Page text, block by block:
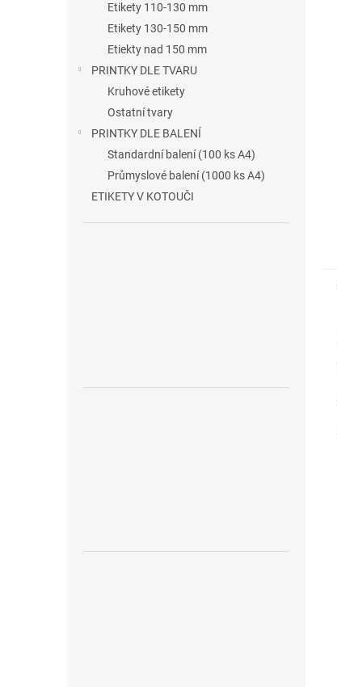
Etikety 110-130 mm
Etikety 130-150 mm
Etiekty nad 150 mm
PRINTKY DLE TVARU
Kruhové etikety
Ostatní tvary
PRINTKY DLE BALENÍ
Standardní balení (100 ks A4)
Průmyslové balení (1000 ks A4)
ETIKETY V KOTOUČI